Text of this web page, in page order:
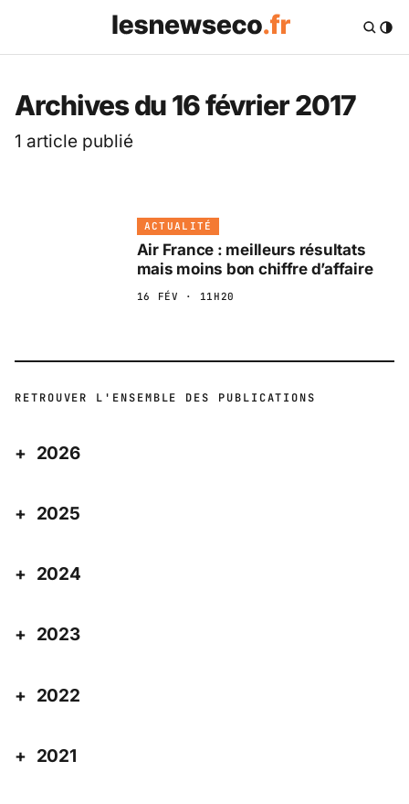
Les News Eco .fr —
Archives du 16 février 2017
1 article publié
ACTUALITÉ
Air France : meilleurs résultats
mais moins bon chiffre d’affaire
16 FÉV · 11H20
RETROUVER L'ENSEMBLE DES PUBLICATIONS
2026
2025
2024
2023
2022
2021